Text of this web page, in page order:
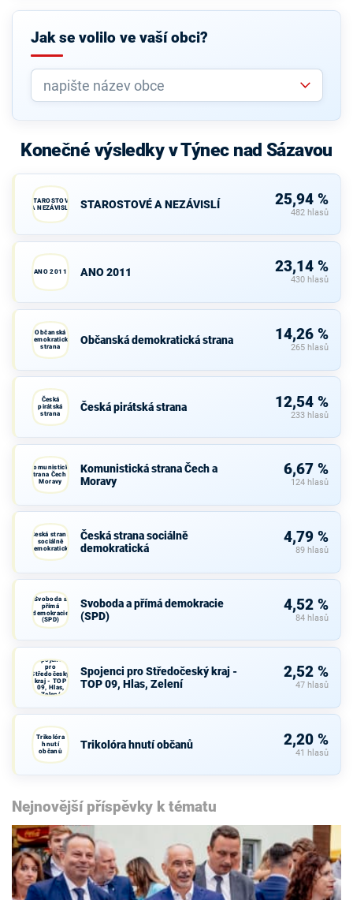
Jak se volilo ve vaší obci?
Konečné výsledky v Týnec nad Sázavou
STAROSTOVÉ
A NEZÁVISLÍ
STAROSTOVÉ A NEZÁVISLÍ 25,94 %
482 hlasů
ANO 2011 ANO 2011 23,14 %
430 hlasů
Občanská
demokratická
strana
Občanská demokratická strana 14,26 %
265 hlasů
Česká
pirátská
strana
Česká pirátská strana 12,54 %
233 hlasů
Komunistická
strana Čech a
Moravy
Komunistická strana Čech a
Moravy
6,67 %
124 hlasů
Česká strana
sociálně
demokratická
Česká strana sociálně
demokratická
4,79 %
89 hlasů
Svoboda a
přímá
demokracie
(SPD)
Svoboda a přímá demokracie
(SPD)
4,52 %
84 hlasů
Spojenci
pro
Středočeský
kraj - TOP
09, Hlas,
Zelení
Spojenci pro Středočeský kraj -
TOP 09, Hlas, Zelení
2,52 %
47 hlasů
Trikolóra
hnutí
občanů
Trikolóra hnutí občanů 2,20 %
41 hlasů
Nejnovější příspěvky k tématu